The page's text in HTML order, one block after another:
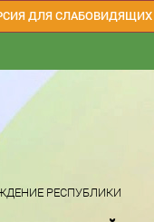
ДЛЯ СЛАБОВИДЯЩИХ
РЕСПУБЛИКИ